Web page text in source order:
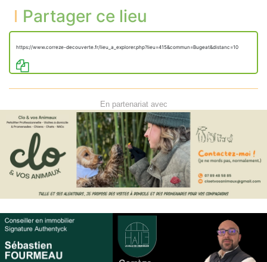
Partager ce lieu
https://www.correze-decouverte.fr/lieu_a_explorer.php?lieu=415&commun=Bugeat&distanc=10
En partenariat avec